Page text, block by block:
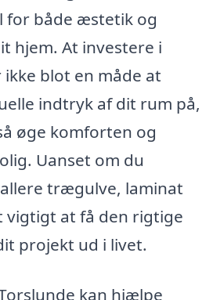
for både æstetik og
hjem. At investere i
blot en måde at
indtryk af dit rum på,
øge komforten og
Uanset om du
trægulve, laminat
vigtigt at få den rigtige
projekt ud i livet.
kan hjælpe